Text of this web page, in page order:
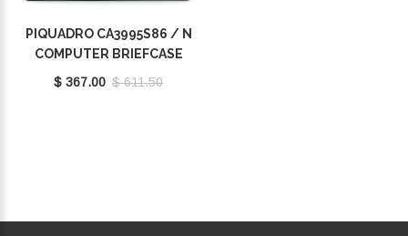
PIQUADRO CA3995S86 / N
COMPUTER BRIEFCASE
15.6
$ 367.00 $ 611.50